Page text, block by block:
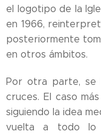
el logotipo de la
en 1966,
posteriormente
en otros ámbitos.
Por otra parte, se
cruces. El caso
siguiendo la idea
vuelta a todo lo